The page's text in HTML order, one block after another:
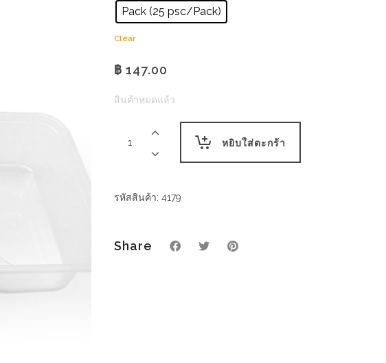
Pack (25 psc/Pack)
Clear
฿ 147.00
สินค้าหมดแล้ว
อาหาร
PP
/
หยิบใส่ตะกร้า
รหัสสินค้า: 4179
Share